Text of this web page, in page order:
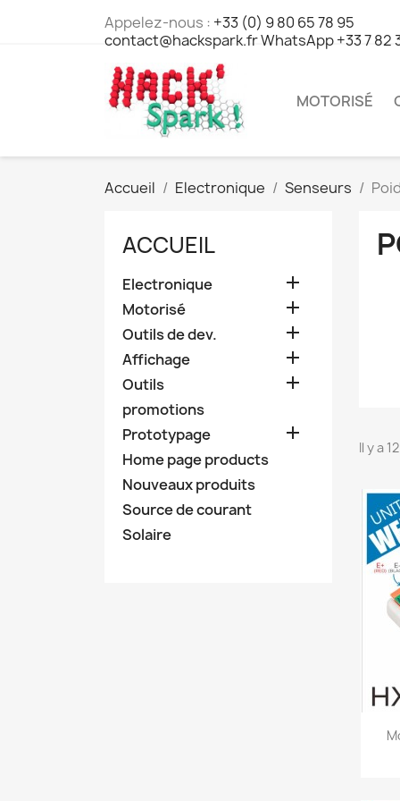
Appelez-nous : +33 (0) 9 80 65 78 95
contact@hackspark.fr WhatsApp +33 7 82
MOTORISÉ
Accueil Electronique Senseurs
ACCUEIL
Electronique 
Motorisé 
Outils de dev. 
Affichage 
Outils 
promotions
Prototypage

Home page products
Nouveaux produits
Source de courant
Solaire
Il y a